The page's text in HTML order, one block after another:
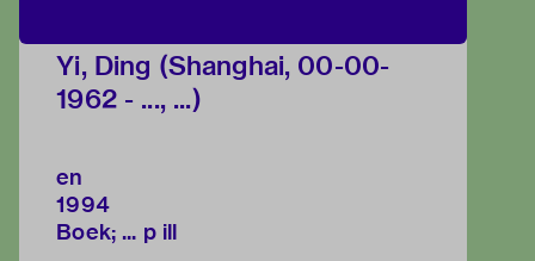
Yi, Ding (Shanghai, 00-00-
1962 - ..., ...)
en
1994
Boek; ... p ill